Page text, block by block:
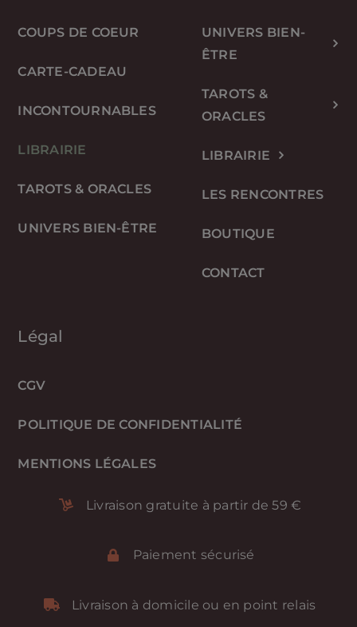
COUPS DE COEUR
CARTE-CADEAU
INCONTOURNABLES
LIBRAIRIE
TAROTS & ORACLES
UNIVERS BIEN-ÊTRE
UNIVERS BIEN-
ÊTRE
TAROTS &
ORACLES
LIBRAIRIE
LES RENCONTRES
BOUTIQUE
CONTACT
Légal
CGV
POLITIQUE DE CONFIDENTIALITÉ
MENTIONS LÉGALES
Livraison gratuite à partir de 59 €
Paiement sécurisé
Livraison à domicile ou en point relais